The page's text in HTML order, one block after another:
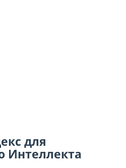
для
Интеллекта